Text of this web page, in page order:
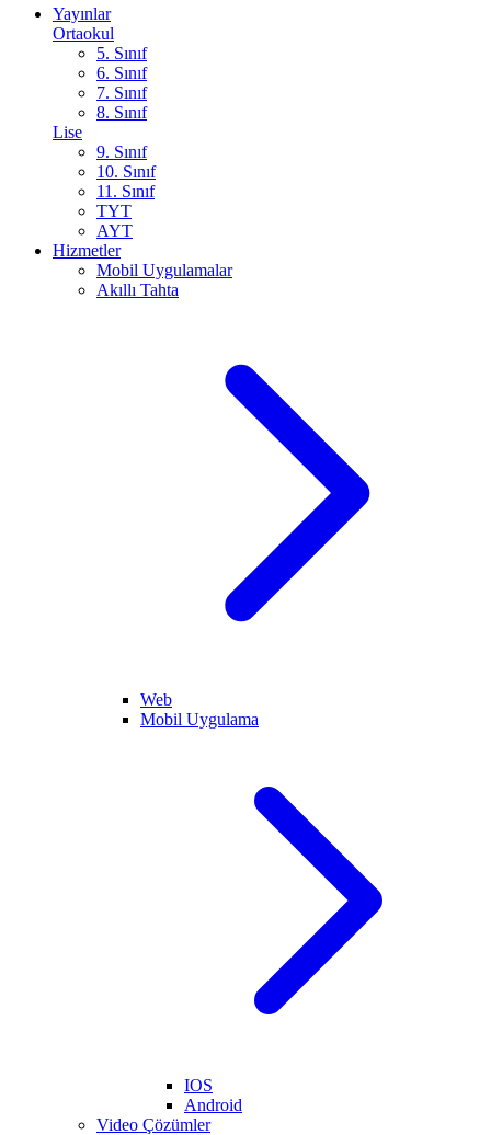
Yayınlar
Ortaokul
5. Sınıf
6. Sınıf
7. Sınıf
8. Sınıf
Lise
9. Sınıf
10. Sınıf
11. Sınıf
TYT
AYT
Hizmetler
Mobil Uygulamalar
Akıllı Tahta
Web
Mobil Uygulama
IOS
Android
Video Çözümler